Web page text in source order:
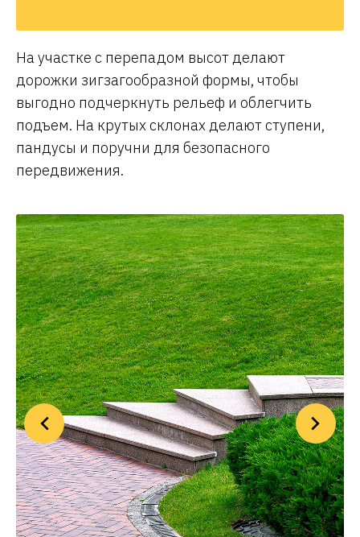
На участке с перепадом высот делают
дорожки зигзагообразной формы, чтобы
выгодно подчеркнуть рельеф и облегчить
подъем. На крутых склонах делают ступени,
пандусы и поручни для безопасного
передвижения.